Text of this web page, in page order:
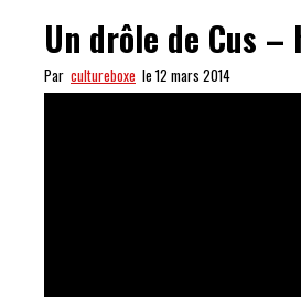
Un drôle de Cus –
Par cultureboxe le 12 mars 2014